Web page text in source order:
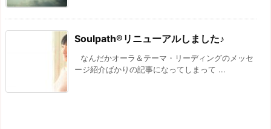
Soulpath®リニューアルしました♪
なんだかオーラ＆テーマ・リーディングのメッセ
ージ紹介ばかりの記事になってしまって ...